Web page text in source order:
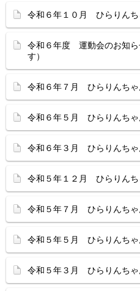
令和６年１０月 ひらりんち
令和６年度 運動会のお知ら
す）
令和６年７月 ひらりんちゃ
令和６年５月 ひらりんちゃ
令和６年３月 ひらりんちゃ
令和５年１２月 ひらりんち
令和５年７月 ひらりんちゃ
令和５年５月 ひらりんちゃ
令和５年３月 ひらりんちゃ